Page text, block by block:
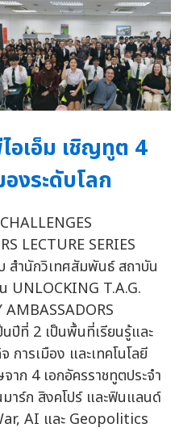
อเอ็ม เชิญทูต 4
งระดับโลก
LECTURE SERIES
สำนักวิเทศสัมพันธ์ สถาบัน
T.A.G.
AMBASSADORS
นปีที่ 2 เป็นพื้นที่เรียนรู้และ
ารเมือง และเทคโนโลยี
าก 4 เอกอัครราชทูตประจำ
มาร์ก สิงคโปร์ และฟินแลนด์
AI และ Geopolitics